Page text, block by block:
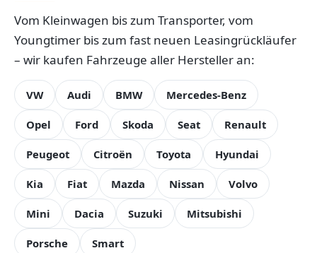
Vom Kleinwagen bis zum Transporter, vom
Youngtimer bis zum fast neuen Leasingrückläufer
– wir kaufen Fahrzeuge aller Hersteller an:
VW Audi BMW Mercedes-Benz
Opel Ford Skoda Seat Renault
Peugeot Citroën Toyota Hyundai
Kia Fiat Mazda Nissan Volvo
Mini Dacia Suzuki Mitsubishi
Porsche Smart